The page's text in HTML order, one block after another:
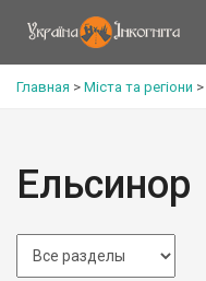
Главная > Міста та регіони >
Ельсинор